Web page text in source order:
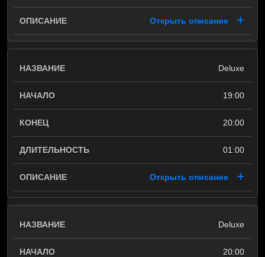
Открыть описание
Deluxe
19:00
20:00
01:00
Открыть описание
Deluxe
20:00